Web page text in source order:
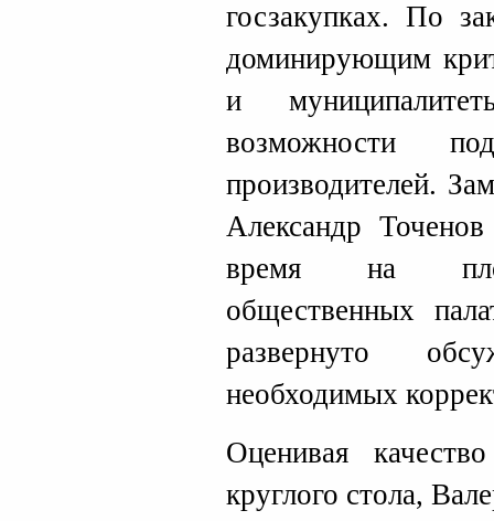
госзакупках. По
доминирующим
и
возможности
производителей.
Александр
время на
общественных
развернуто
необходимых
Оценивая
круглого стола,